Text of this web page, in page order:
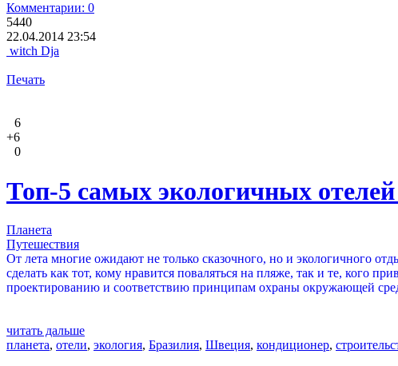
Комментарии: 0
5440
22.04.2014 23:54
witch Dja
Печать
6
+6
0
Топ-5 самых экологичных
Планета
Путешествия
От лета многие ожидают не только сказочного, но и экологичного
сделать как тот, кому нравится поваляться на пляже, так и те, кого
проектированию и соответствию принципам охраны окружающей
читать дальше
планета, отели, экология, Бразилия, Швеция, кондиционер,